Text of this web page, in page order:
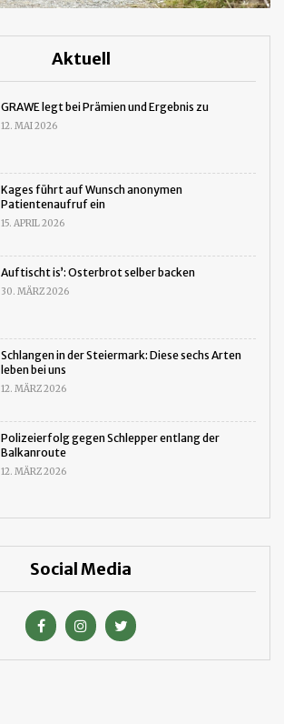
Aktuell
GRAWE legt bei Prämien und Ergebnis zu
12. MAI 2026
Kages führt auf Wunsch anonymen
Patientenaufruf ein
15. APRIL 2026
Auftischt is’: Osterbrot selber backen
30. MÄRZ 2026
Schlangen in der Steiermark: Diese sechs Arten
leben bei uns
12. MÄRZ 2026
Polizeierfolg gegen Schlepper entlang der
Balkanroute
12. MÄRZ 2026
Social Media